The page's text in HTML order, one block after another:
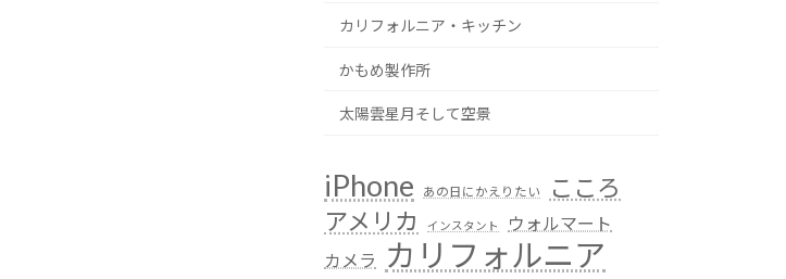
カリフォルニア・キッチン
かもめ製作所
太陽雲星月そして空景
iPhone あの日にかえりたい
こころ
アメリカ
インスタント
ウォルマート
カメラ
カリフォルニア